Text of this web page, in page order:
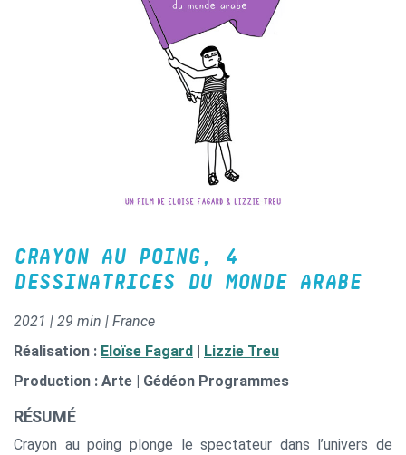
CRAYON AU POING, 4
DESSINATRICES DU MONDE ARABE
2021 | 29 min | France
Réalisation : Eloïse Fagard | Lizzie Treu
Production : Arte | Gédéon Programmes
RÉSUMÉ
Crayon au poing plonge le spectateur dans l’univers de